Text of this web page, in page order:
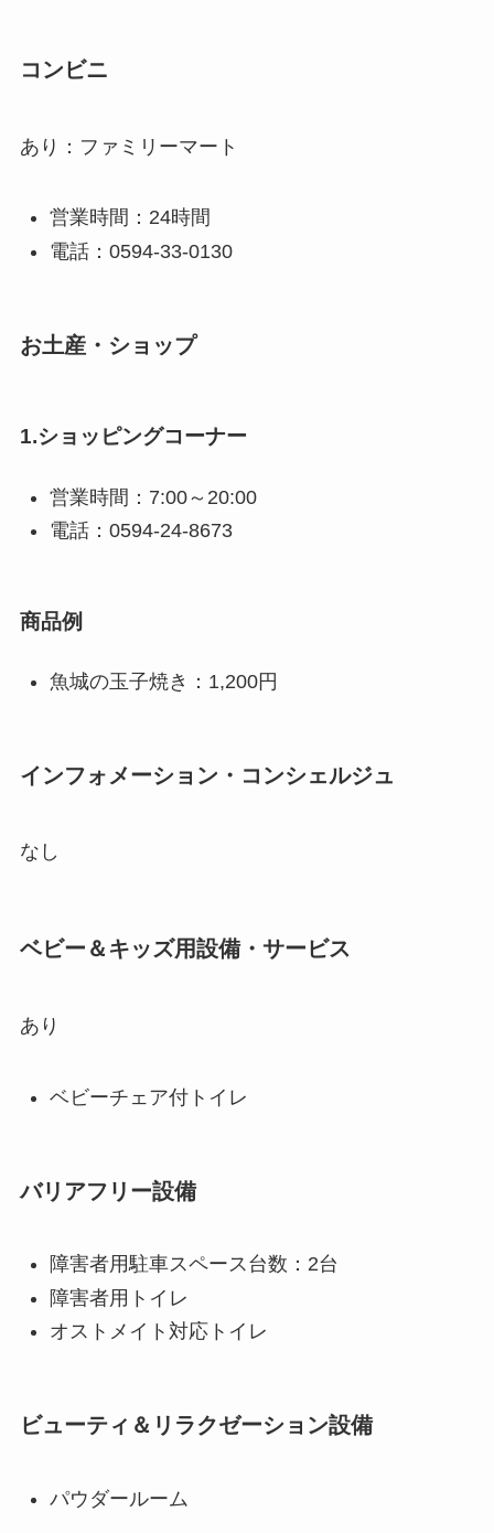
コンビニ
あり：ファミリーマート
営業時間：24時間
電話：0594-33-0130
お土産・ショップ
1.ショッピングコーナー
営業時間：7:00～20:00
電話：0594-24-8673
商品例
魚城の玉子焼き：1,200円
インフォメーション・コンシェルジュ
なし
ベビー＆キッズ用設備・サービス
あり
ベビーチェア付トイレ
バリアフリー設備
障害者用駐車スペース台数：2台
障害者用トイレ
オストメイト対応トイレ
ビューティ＆リラクゼーション設備
パウダールーム